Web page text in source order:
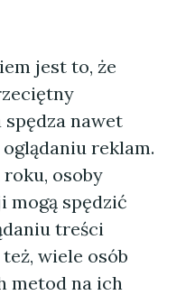
jest to, że
nawet
reklam.
roku, osoby
mogą spędzić
treści
wiele osób
metod na ich